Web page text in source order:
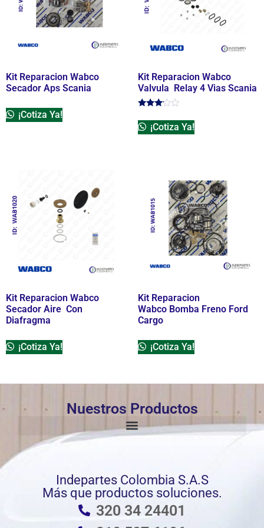
Kit Reparacion Wabco
Secador Aps Scania
¡Cotiza Ya!
Kit Reparacion Wabco
Valvula Relay 4 Vias Scania
en
3.00¡Cotiza Ya!
Kit Reparacion Wabco
Secador Aire Con
Diafragma
¡Cotiza Ya!
Kit Reparacion
Wabco Bomba Freno Ford
Cargo
¡Cotiza Ya!
Nuestros Productos
Indepartes Colombia S.A.S
Más que productos soluciones.
320 34 24401